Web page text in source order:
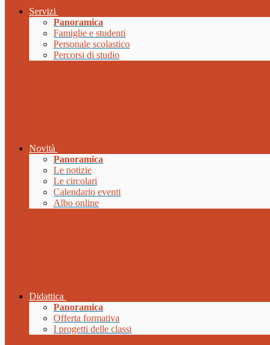
Servizi
Panoramica
Famiglie e studenti
Personale scolastico
Percorsi di studio
Novità
Panoramica
Le notizie
Le circolari
Calendario eventi
Albo online
Didattica
Panoramica
Offerta formativa
I progetti delle classi